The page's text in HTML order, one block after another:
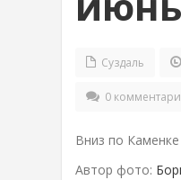
Суздаль
0
Вниз по
Автор фото: